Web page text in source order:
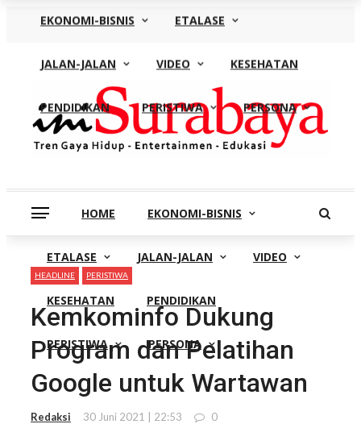
Jumat, Agustus 7
HOME EKONOMI-BISNIS
ETALASE JALAN-JALAN VIDEO
KESEHATAN PENDIDIKAN
PERISTIWA PERSONA
EKONOMI-BISNIS ETALASE
JALAN-JALAN VIDEO KESEHATAN
PENDIDIKAN PERISTIWA PERSONA
HEADLINE PERISTIWA
Kemkominfo Dukung
Program dan Pelatihan
Google untuk Wartawan
Redaksi 30 Juni 2021 | 22:53 0